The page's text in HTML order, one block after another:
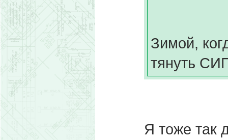
Зимой,
тянуть
Я тоже так